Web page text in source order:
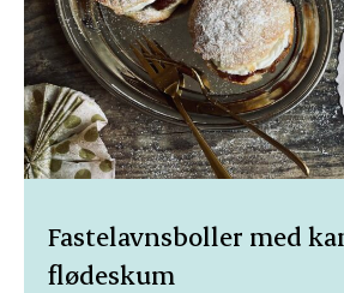
Fastelavnsboller med
flødeskum